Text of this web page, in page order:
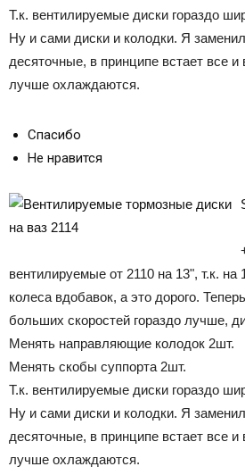
Т.к. вентилируемые диски гораздо
Ну и сами диски и колодки. Я
десяточные, в принципе встает все
лучше охлаждаются.
Спасибо
Не нравится
вентилируемые от 2110 на 13", т.к. на
колеса вдобавок, а это дорого.
больших скоростей гораздо лучше,
Менять направляющие колодок 2шт.
Менять скобы суппорта 2шт.
Т.к. вентилируемые диски гораздо
Ну и сами диски и колодки. Я
десяточные, в принципе встает все
лучше охлаждаются.